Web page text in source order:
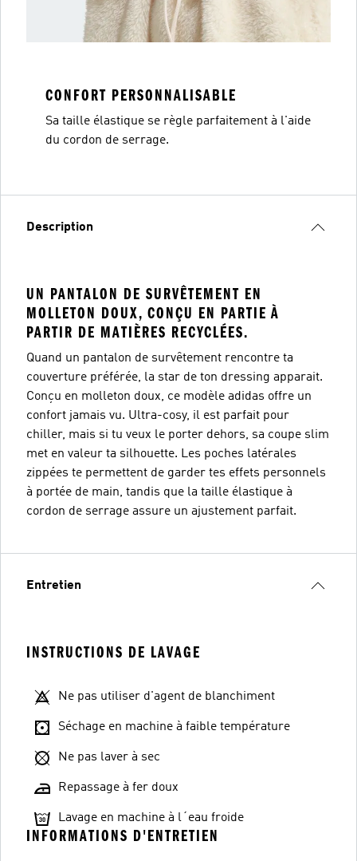
CONFORT PERSONNALISABLE
Sa taille élastique se règle parfaitement à l'aide
du cordon de serrage.
Description
UN PANTALON DE SURVÊTEMENT EN
MOLLETON DOUX, CONÇU EN PARTIE À
PARTIR DE MATIÈRES RECYCLÉES.
Quand un pantalon de survêtement rencontre ta
couverture préférée, la star de ton dressing apparait.
Conçu en molleton doux, ce modèle adidas offre un
confort jamais vu. Ultra-cosy, il est parfait pour
chiller, mais si tu veux le porter dehors, sa coupe slim
met en valeur ta silhouette. Les poches latérales
zippées te permettent de garder tes effets personnels
à portée de main, tandis que la taille élastique à
cordon de serrage assure un ajustement parfait.
Entretien
INSTRUCTIONS DE LAVAGE
Ne pas utiliser d'agent de blanchiment
Séchage en machine à faible température
Ne pas laver à sec
Repassage à fer doux
Lavage en machine à l´eau froide
INFORMATIONS D'ENTRETIEN